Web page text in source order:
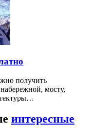
получить
мосту,
интересные